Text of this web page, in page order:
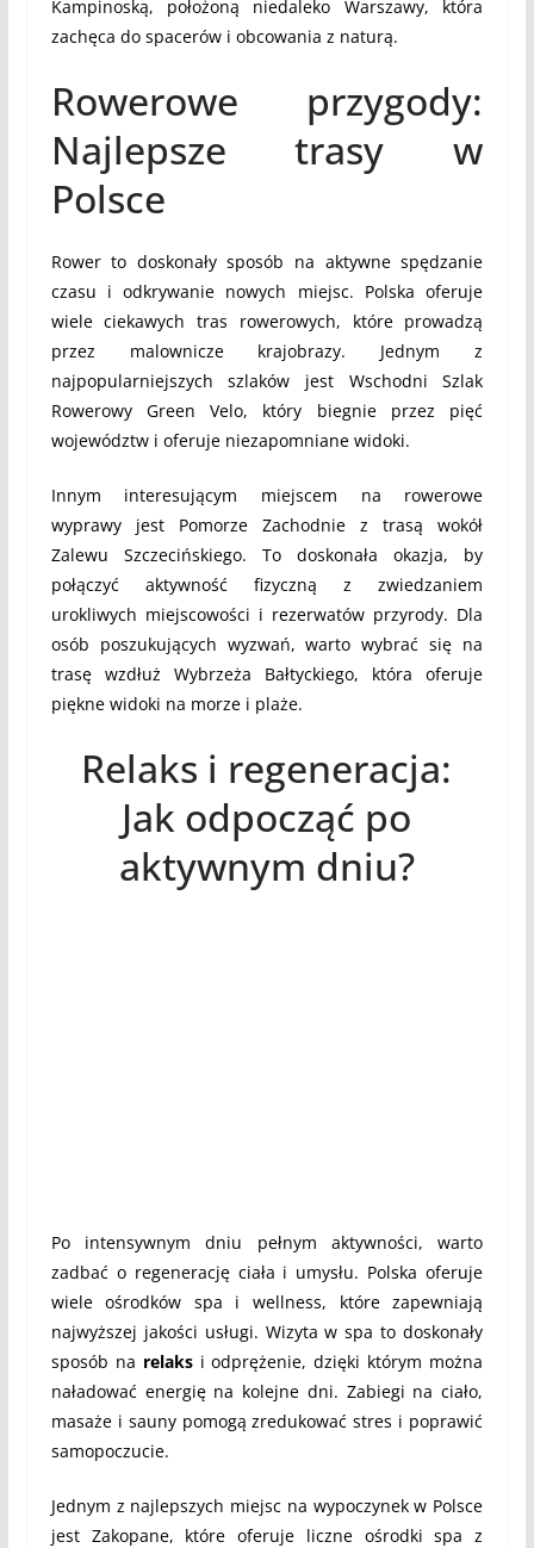
Kampinoską, położoną niedaleko Warszawy, która
zachęca do spacerów i obcowania z naturą.
Rowerowe przygody:
Najlepsze trasy w
Polsce
Rower to doskonały sposób na aktywne spędzanie
czasu i odkrywanie nowych miejsc. Polska oferuje
wiele ciekawych tras rowerowych, które prowadzą
przez malownicze krajobrazy. Jednym z
najpopularniejszych szlaków jest Wschodni Szlak
Rowerowy Green Velo, który biegnie przez pięć
województw i oferuje niezapomniane widoki.
Innym interesującym miejscem na rowerowe
wyprawy jest Pomorze Zachodnie z trasą wokół
Zalewu Szczecińskiego. To doskonała okazja, by
połączyć aktywność fizyczną z zwiedzaniem
urokliwych miejscowości i rezerwatów przyrody. Dla
osób poszukujących wyzwań, warto wybrać się na
trasę wzdłuż Wybrzeża Bałtyckiego, która oferuje
piękne widoki na morze i plaże.
Relaks i regeneracja:
Jak odpocząć po
aktywnym dniu?
Po intensywnym dniu pełnym aktywności, warto
zadbać o regenerację ciała i umysłu. Polska oferuje
wiele ośrodków spa i wellness, które zapewniają
najwyższej jakości usługi. Wizyta w spa to doskonały
sposób na relaksi odprężenie, dzięki którym można
naładować energię na kolejne dni. Zabiegi na ciało,
masaże i sauny pomogą zredukować stres i poprawić
samopoczucie.
Jednym z najlepszych miejsc na wypoczynek w Polsce
jest Zakopane, które oferuje liczne ośrodki spa z